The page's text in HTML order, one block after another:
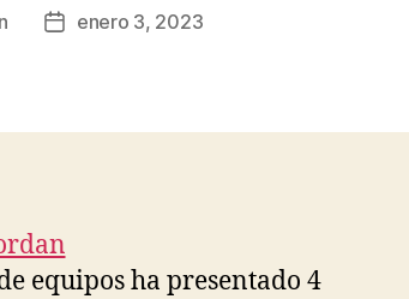
Fechaenero 3, 2023
equipos ha presentado 4